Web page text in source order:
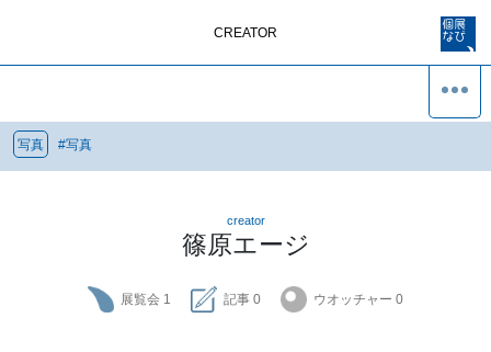
CREATOR
写真 #写真
creator
篠原エージ
展覧会 1 記事 0 ウオッチャー 0